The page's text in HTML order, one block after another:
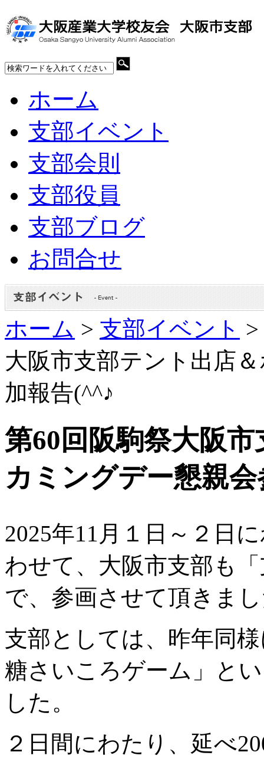
ホーム
支部イベント
支部会則
支部役員
支部ブログ
お問合せ
ホーム > 支部イベント >
大阪市支部テント出店
加報告(^^♪
第60回阪駒祭大阪
カミングデー懇親
2025年11月１日～２日
わせて、大阪市支部も
で、参画させて頂きま
支部としては、昨年同
糖さいころゲーム」と
した。
２日間にわたり、延べ